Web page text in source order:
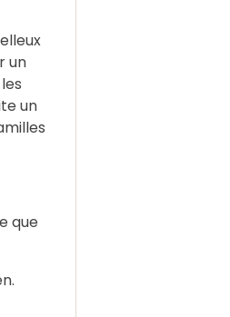
un
un
que